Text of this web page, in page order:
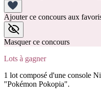
Ajouter ce concours aux
Masquer ce concours
Lots à gagner
1 lot composé d'une console
"Pokémon Pokopia".